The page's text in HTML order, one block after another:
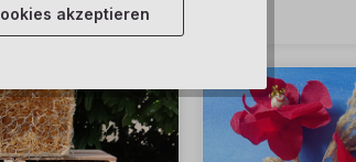
akzeptieren